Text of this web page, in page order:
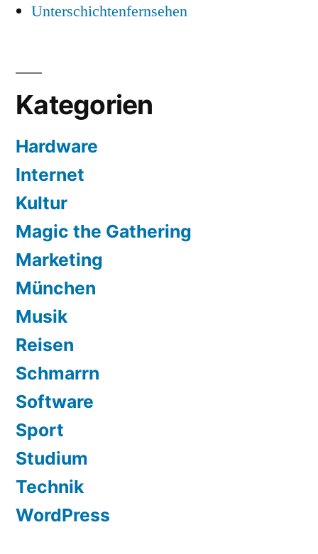
Unterschichtenfernsehen
Kategorien
Hardware
Internet
Kultur
Magic the Gathering
Marketing
München
Musik
Reisen
Schmarrn
Software
Sport
Studium
Technik
WordPress